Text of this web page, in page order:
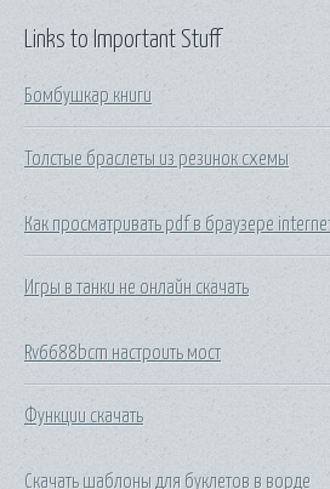
Links to Important Stuff
Бомбушкар книги
Толстые браслеты из резинок схемы
Как просматривать pdf в браузере
Игры в танки не онлайн скачать
Rv6688bcm настроить мост
Функции скачать
Скачать шаблоны для буклетов в ворде